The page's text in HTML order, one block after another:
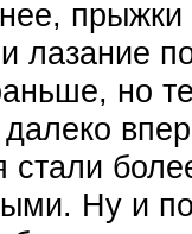
прыжки
лазание
но
стали
Ну и